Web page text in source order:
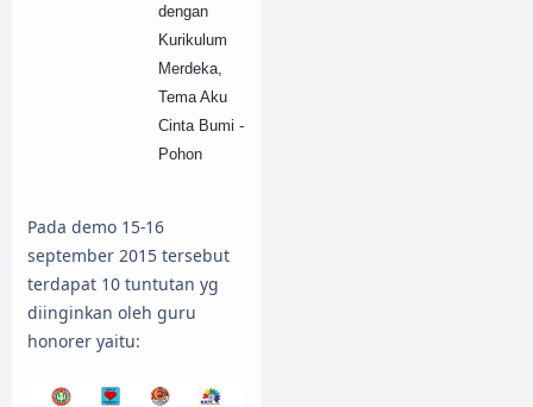
dengan
Kurikulum
Merdeka,
Tema Aku
Cinta Bumi -
Pohon
Pada demo 15-16
september 2015 tersebut
terdapat 10 tuntutan yg
diinginkan oleh guru
honorer yaitu: